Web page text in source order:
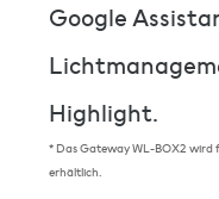
Google
Highlight.
* Das Gateway WL-BOX2 wird
erhältlich.